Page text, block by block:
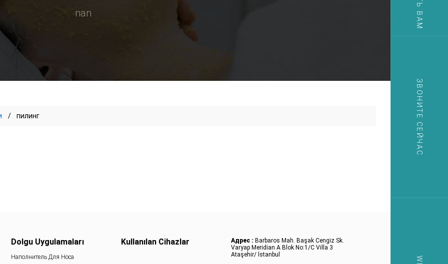
ЗВОНИТЕ СЕЙЧАС
nan
пилинг
Dolgu Uygulamaları
Наполнитель Для Носа
Kullanılan Cihazlar Адрес : Barbaros Mah. Başak Cengiz Sk.
Varyap Meridian A Blok No:1/C Villa 3
Ataşehir/ İstanbul